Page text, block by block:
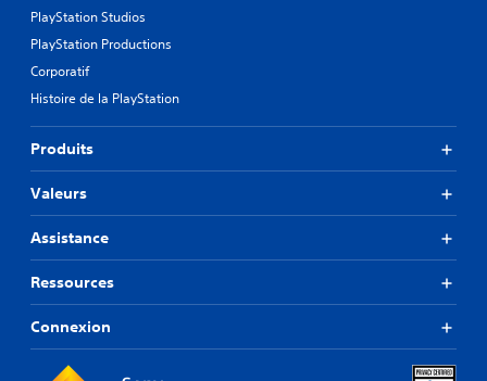
PlayStation Studios
PlayStation Productions
Corporatif
Histoire de la PlayStation
Produits
Valeurs
Assistance
Ressources
Connexion